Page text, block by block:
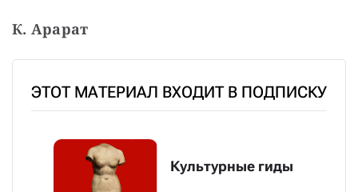
К. Арарат
ЭТОТ МАТЕРИАЛ ВХОДИТ В ПОДПИСКУ
Культурные гиды